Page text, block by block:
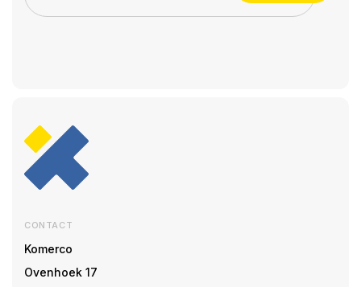
CONTACT
Komerco
Ovenhoek 17